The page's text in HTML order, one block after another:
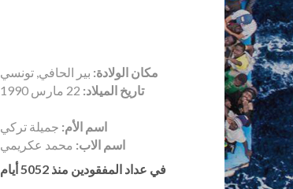
مكان الولادة: بير الحافي, تونسي
تاريخ الميلاد:
اسم الأم: جميلة تركي
اسم الاب: محمد عكريمي
في عداد المفقودين منذ 5052 أيام